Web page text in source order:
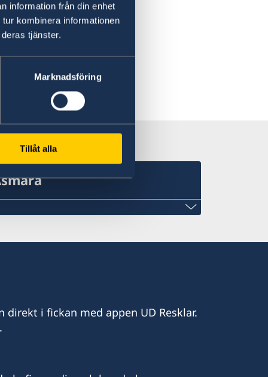
information från din enhet
kombinera informationen
tjänster.
Marknadsföring
Tillåt alla
i fickan med appen UD Resklar.